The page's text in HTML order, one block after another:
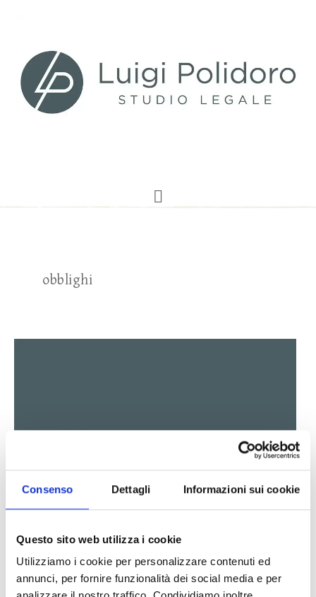
Consenso Dettagli Informazioni sui cookie
Questo sito web utilizza i cookie
Utilizziamo i cookie per personalizzare contenuti ed
annunci, per fornire funzionalità dei social media e per
obblighi